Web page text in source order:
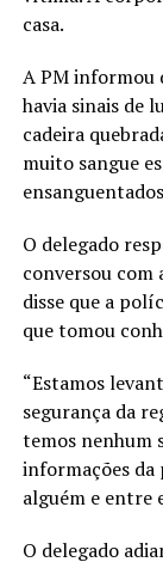
casa.
A PM informou
havia sinais de
cadeira
muito sangue
O delegado
conversou com
disse que a
que tomou
“Estamos
segurança da
temos nenhum
informações
alguém e entre
O delegado